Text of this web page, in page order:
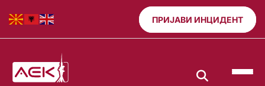
ПРИЈАВИ ИНЦИДЕНТ